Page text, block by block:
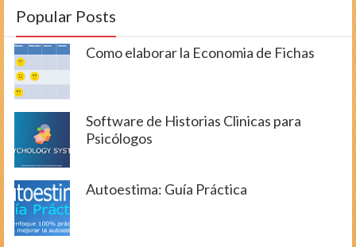
Popular Posts
Como elaborar la Economia de Fichas
Software de Historias Clinicas para
Psicólogos
Autoestima: Guía Práctica